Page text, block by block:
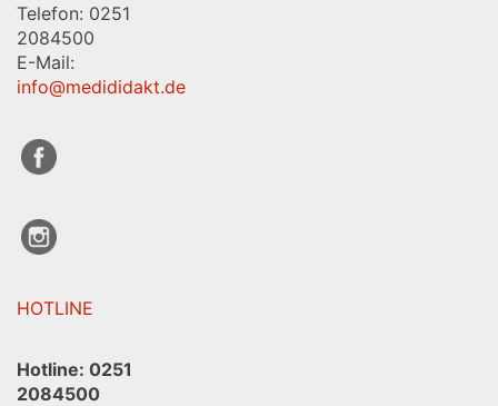
Telefon: 0251
2084500
E-Mail:
info@medididakt.de
HOTLINE
Hotline: 0251
2084500